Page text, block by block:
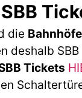
die
deshalb
Tickets